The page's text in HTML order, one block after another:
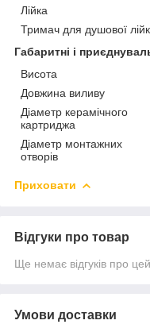
Лійка
Тримач для душової
Габаритні і
Висота
Довжина виливу
Діаметр керамічного
картриджа
Діаметр монтажних
отворів
Приховати
Відгуки про товар
Ще немає відгуків про
Умови доставки